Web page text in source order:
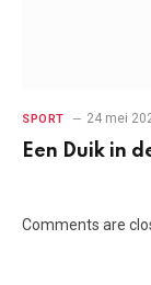
SPORT 24 mei
Een Duik in
Comments are